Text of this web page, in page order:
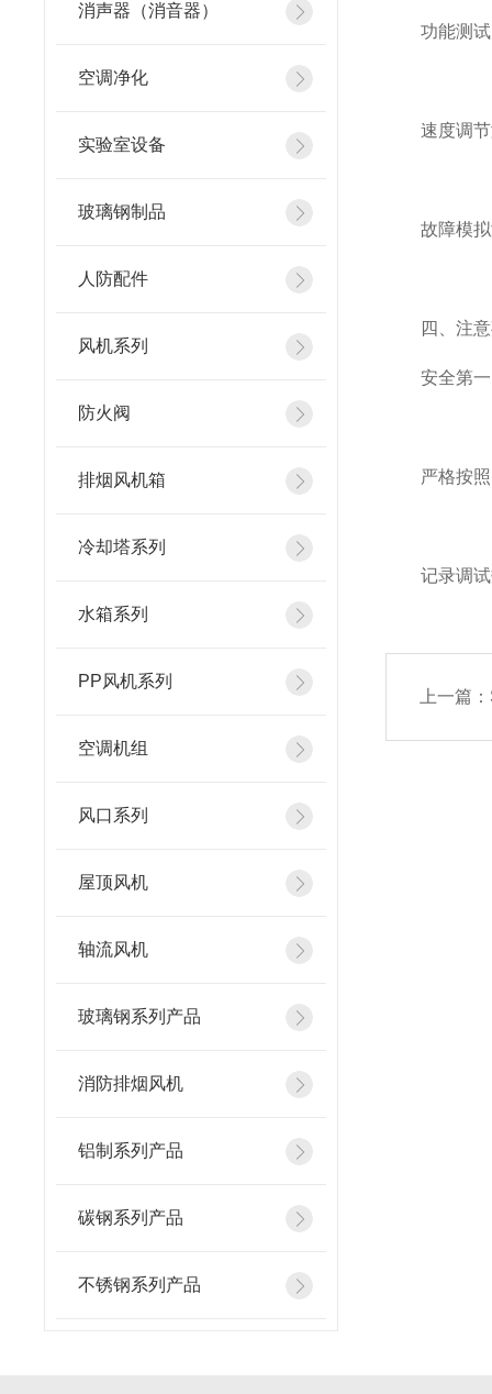
消声器（消音器）
空调净化
实验室设备
玻璃钢制品
人防配件
风机系列
防火阀
排烟风机箱
冷却塔系列
水箱系列
PP风机系列
空调机组
风口系列
屋顶风机
轴流风机
玻璃钢系列产品
消防排烟风机
铝制系列产品
碳钢系列产品
不锈钢系列产品
功能测试
速度调节测
故障模拟测
四、注意
安全第一：
严格按照图
记录调试数
上一篇：